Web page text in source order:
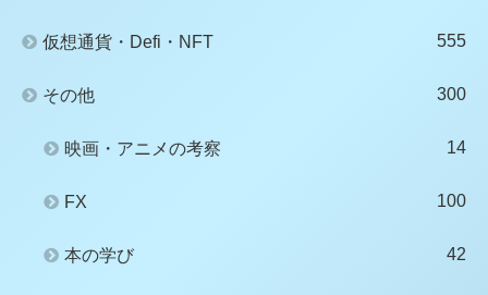
仮想通貨・Defi・NFT 555
その他 300
映画・アニメの考察 14
FX 100
本の学び 42